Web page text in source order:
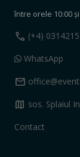
între orele 10:00 și
call (+4)
WhatsApp
mail
map sos. Splaiul
Contact